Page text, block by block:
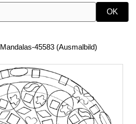
Mandalas-45583 (Ausmalbild)